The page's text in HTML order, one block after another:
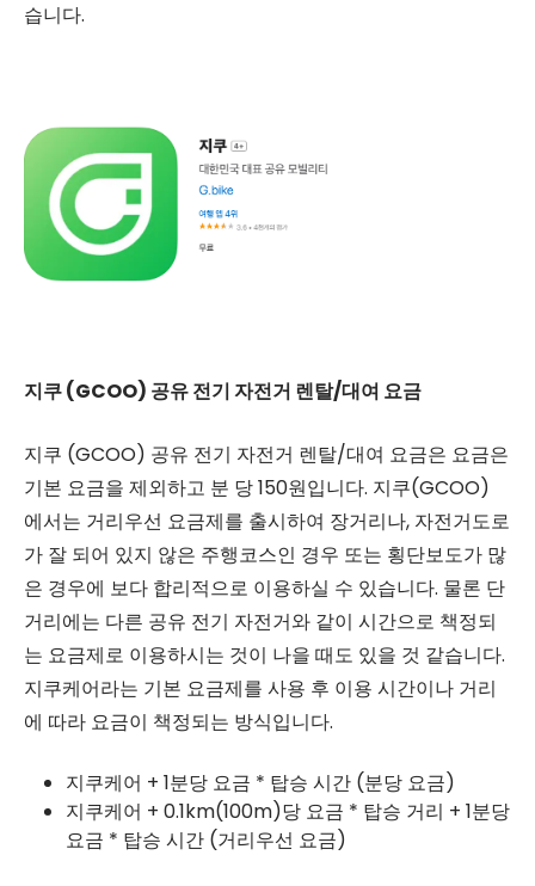
습니다.
지쿠 (GCOO) 공유 전기 자전거 렌탈/대여 요금
지쿠 (GCOO) 공유 전기 자전거 렌탈/대여 요금은 요금은
기본 요금을 제외하고 분 당 150원입니다. 지쿠(GCOO)
에서는 거리우선 요금제를 출시하여 장거리나, 자전거도로
가 잘 되어 있지 않은 주행코스인 경우 또는 횡단보도가 많
은 경우에 보다 합리적으로 이용하실 수 있습니다. 물론 단
거리에는 다른 공유 전기 자전거와 같이 시간으로 책정되
는 요금제로 이용하시는 것이 나을 때도 있을 것 같습니다.
지쿠케어라는 기본 요금제를 사용 후 이용 시간이나 거리
에 따라 요금이 책정되는 방식입니다.
지쿠케어 + 1분당 요금 * 탑승 시간 (분당 요금)
지쿠케어 + 0.1km(100m)당 요금 * 탑승 거리 + 1분당
요금 * 탑승 시간 (거리우선 요금)